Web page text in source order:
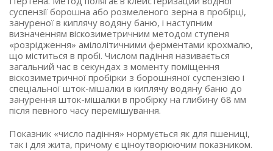
суспензії борошна або розмеленого зерна в пробірці,
зануреної в киплячу водяну баню, і наступним
визначенням віскозиметричним методом ступеня
«розрідження» амілолітичними ферментами крохмалю,
що міститься в пробі. Числом падіння називається
загальний час в секундах з моменту поміщення
віскозиметричної пробірки з борошняної суспензією і
спеціальної шток-мішалки в киплячу водяну баню до
занурення шток-мішалки в пробірку на глибину 68 мм
після певного часу перемішування.
Показник «число падіння» нормується як для пшениці,
так і для жита, причому є ціноутворюючим показником.